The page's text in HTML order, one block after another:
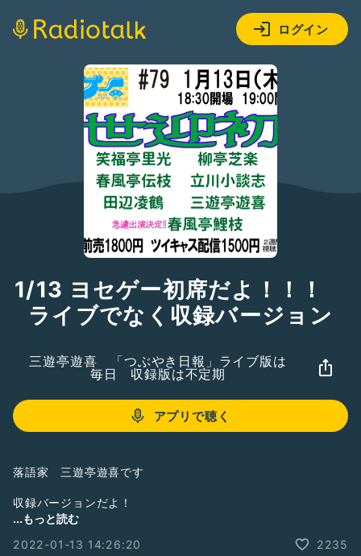
ログイン
1/13 ヨセゲー初席だよ！！！
ライブでなく収録バージョン
三遊亭遊喜 「つぶやき日報」ライブ版は
毎日 収録版は不定期
アプリで聴く
落語家 三遊亭遊喜です
収録バージョンだよ！
「ヨセゲー＃79【与世迎初席】」
...もっと読む
2022-01-13 14:26:20
2235